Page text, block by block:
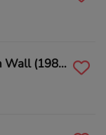
Dancing On The Berlin Wall (1984)